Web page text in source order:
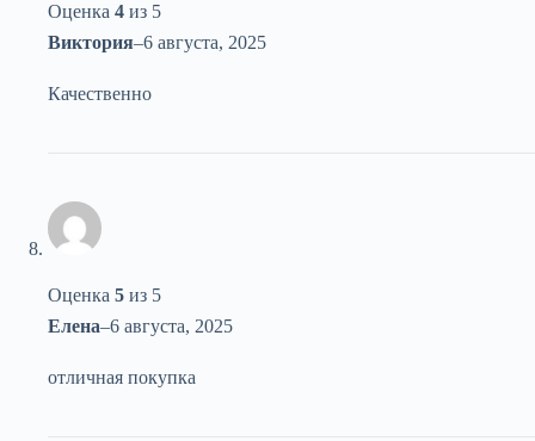
Оценка 4 из 5
Виктория–6 августа, 2025
Качественно
Оценка 5 из 5
Елена–6 августа, 2025
отличная покупка